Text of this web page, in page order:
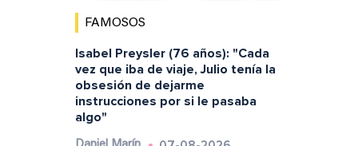
FAMOSOS
Isabel Preysler (76 años): "Cada
vez que iba de viaje, Julio tenía la
obsesión de dejarme
instrucciones por si le pasaba
algo"